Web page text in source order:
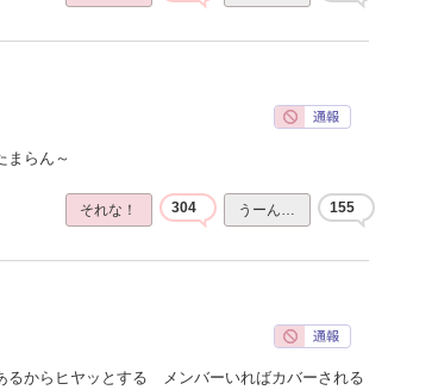
まらん～
それな！ 304 うーん… 155
るからヒヤッとする メンバーいればカバーされる